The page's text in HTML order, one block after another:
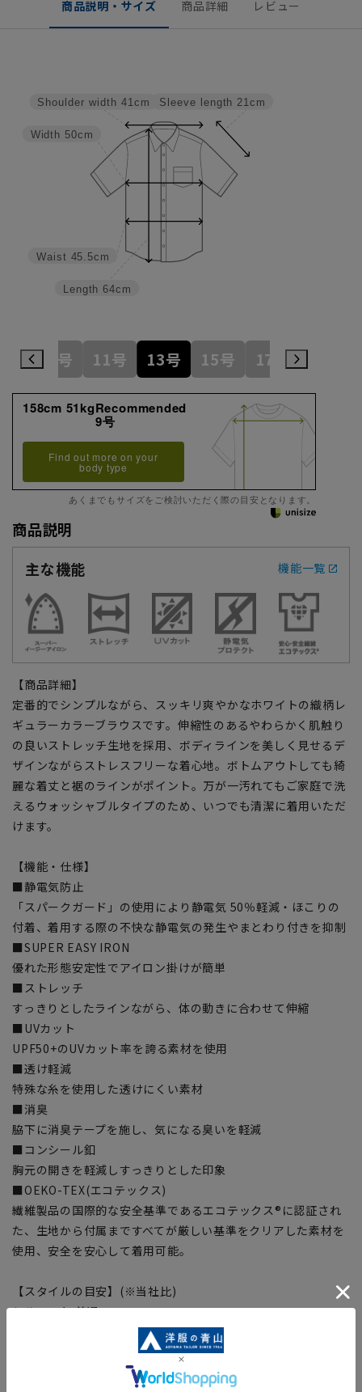
商品説明・サイズ 商品詳細 レビュー
Sleeve length 21cm
Length 64cm
Waist 45.5cm
Width 50cm
Shoulder width 41cm
7号 9号 11号 13号 15号 17号
158cm 51kgRecommended
9号
Find out more on your
body type
あくまでもサイズをご検討いただく際の目安となります。
商品説明
主な機能
機能一覧
【商品詳細】
定番的でシンプルながら、スッキリ爽やかなホワイトの織柄レ
ギュラーカラーブラウスです。伸縮性のあるやわらかく肌触り
の良いストレッチ生地を採用、ボディラインを美しく見せるデ
ザインながらストレスフリーな着心地。ボトムアウトしても綺
麗な着丈と裾のラインがポイント。万が一汚れてもご家庭で洗
えるウォッシャブルタイプのため、いつでも清潔に着用いただ
けます。
【機能・仕様】
■静電気防止
「スパークガード」の使用により静電気 50％軽減・ほこりの
付着、着用する際の不快な静電気の発生やまとわり付きを抑制
■SUPER EASY IRON
優れた形態安定性でアイロン掛けが簡単
■ストレッチ
すっきりとしたラインながら、体の動きに合わせて伸縮
■UVカット
UPF50+のUVカット率を誇る素材を使用
■透け軽減
特殊な糸を使用した透けにくい素材
■消臭
脇下に消臭テープを施し、気になる臭いを軽減
■コンシール釦
胸元の開きを軽減しすっきりとした印象
■OEKO-TEX(エコテックス)
繊維製品の国際的な安全基準であるエコテックス®に認証され
た、生地から付属まですべてが厳しい基準をクリアした素材を
使用、安全を安心して着用可能。
【スタイルの目安】(※当社比)
シルエット:普通
[7号]ネック:35cm バスト:91cm ウエスト:82cm 身丈:61cm